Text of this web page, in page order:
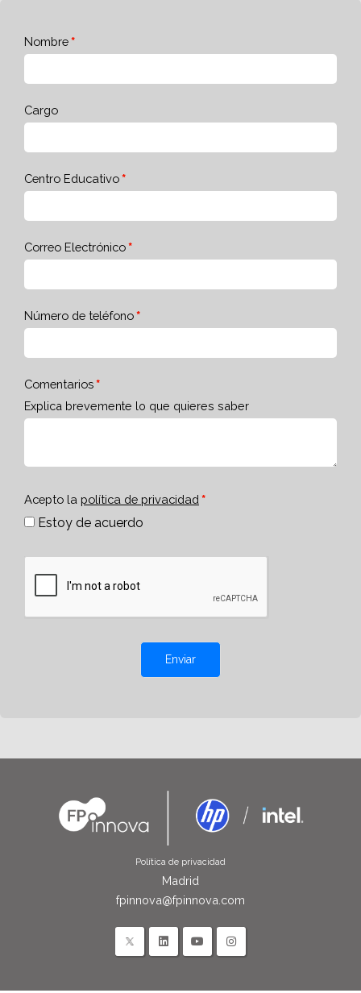
Nombre
Cargo
Centro Educativo
Correo Electrónico
Número de teléfono
Comentarios
Explica brevemente lo que quieres saber
Acepto la política de privacidad
Estoy de acuerdo
Enviar
Política de privacidad
Madrid
fpinnova@fpinnova.com